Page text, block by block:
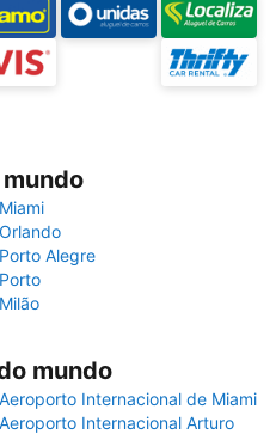
Miami
Orlando
Porto Alegre
Porto
Milão
mundo
Aeroporto Internacional de Miami
Aeroporto Internacional Arturo